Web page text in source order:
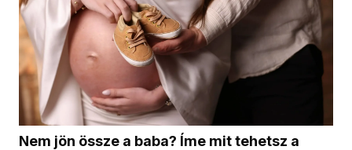
Nem jön össze a baba? Íme mit tehetsz a